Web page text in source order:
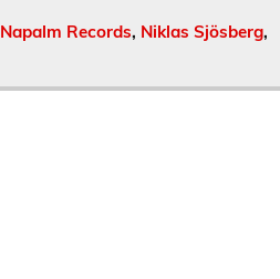
Napalm Records, Niklas Sjösberg,